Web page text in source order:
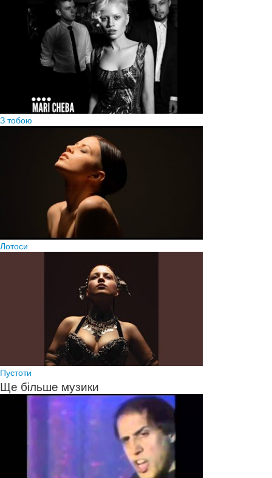
З тобою
Лотоси
Пустоти
Ще більше музики